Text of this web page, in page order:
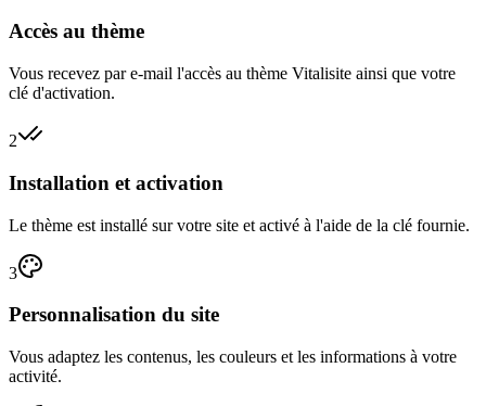
Accès au thème
Vous recevez par e-mail l'accès au thème Vitalisite ainsi que votre
clé d'activation.
2
Installation et activation
Le thème est installé sur votre site et activé à l'aide de la clé fournie.
3
Personnalisation du site
Vous adaptez les contenus, les couleurs et les informations à votre
activité.